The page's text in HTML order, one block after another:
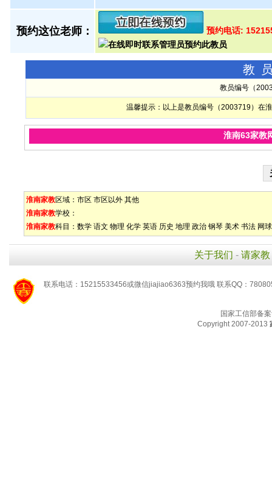
预约这位老师： 预约电话:
教
教员编号（
温馨提示：以上是教员编号（2003719）在
淮南63家教
淮南家教区域： 市区 市区以外 其他
淮南家教学校：
淮南家教科目： 数学 语文 物理 化学 英语 历史 地理 政治 钢琴 美术 书法 网球
关于我们 - 请家教
联系电话：15215533456或微信jiajiao6363预约我哦 联系QQ：
国家工信部备
Copyright 2007-2013